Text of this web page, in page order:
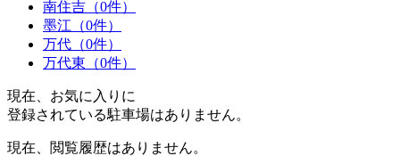
南住吉（0件）
墨江（0件）
万代（0件）
万代東（0件）
現在、お気に入りに
登録されている駐車場はありません。
現在、閲覧履歴はありません。